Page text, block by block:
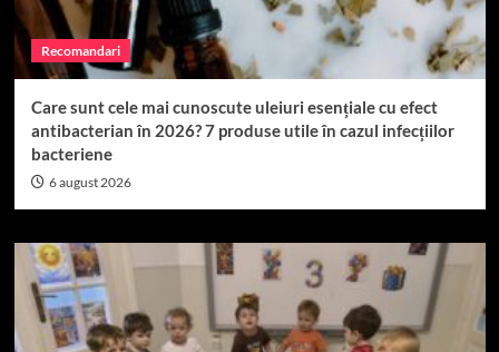
Recomandari
Care sunt cele mai cunoscute uleiuri esențiale cu efect
antibacterian în 2026? 7 produse utile în cazul infecțiilor
bacteriene
6 august 2026